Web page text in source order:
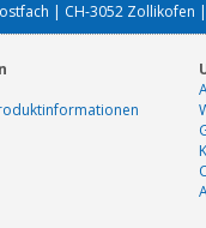
| CH-3052 Zollikofen